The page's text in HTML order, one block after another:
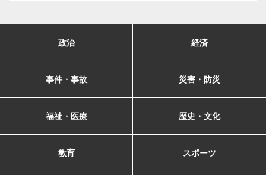
政治 経済
事件・事故 災害・防災
福祉・医療 歴史・文化
教育 スポーツ